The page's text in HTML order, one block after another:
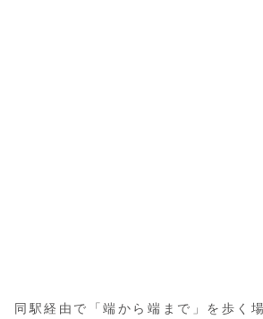
同駅経由で「端から端まで」を歩く場